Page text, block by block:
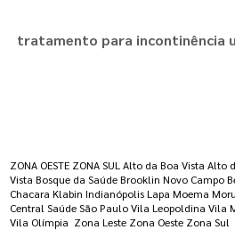
tratamento para incontinência
ZONA OESTE ZONA SUL Alto da Boa Vista Alto
Vista Bosque da Saúde Brooklin Novo Campo
Chacara Klabin Indianópolis Lapa Moema
Central Saúde São Paulo Vila Leopoldina Vila
Vila Olímpia Zona Leste Zona Oeste Zona Sul